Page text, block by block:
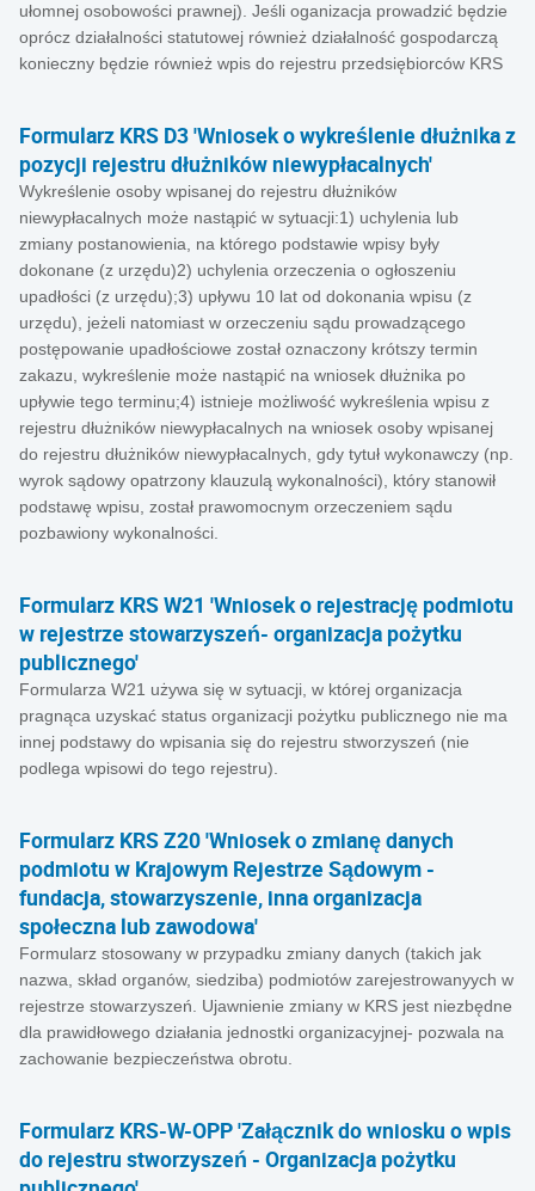
ułomnej osobowości prawnej). Jeśli oganizacja prowadzić będzie
oprócz działalności statutowej również działalność gospodarczą
konieczny będzie również wpis do rejestru przedsiębiorców KRS
Formularz KRS D3 'Wniosek o wykreślenie dłużnika z
pozycji rejestru dłużników niewypłacalnych'
Wykreślenie osoby wpisanej do rejestru dłużników
niewypłacalnych może nastąpić w sytuacji:1) uchylenia lub
zmiany postanowienia, na którego podstawie wpisy były
dokonane (z urzędu)2) uchylenia orzeczenia o ogłoszeniu
upadłości (z urzędu);3) upływu 10 lat od dokonania wpisu (z
urzędu), jeżeli natomiast w orzeczeniu sądu prowadzącego
postępowanie upadłościowe został oznaczony krótszy termin
zakazu, wykreślenie może nastąpić na wniosek dłużnika po
upływie tego terminu;4) istnieje możliwość wykreślenia wpisu z
rejestru dłużników niewypłacalnych na wniosek osoby wpisanej
do rejestru dłużników niewypłacalnych, gdy tytuł wykonawczy (np.
wyrok sądowy opatrzony klauzulą wykonalności), który stanowił
podstawę wpisu, został prawomocnym orzeczeniem sądu
pozbawiony wykonalności.
Formularz KRS W21 'Wniosek o rejestrację podmiotu
w rejestrze stowarzyszeń- organizacja pożytku
publicznego'
Formularza W21 używa się w sytuacji, w której organizacja
pragnąca uzyskać status organizacji pożytku publicznego nie ma
innej podstawy do wpisania się do rejestru stworzyszeń (nie
podlega wpisowi do tego rejestru).
Formularz KRS Z20 'Wniosek o zmianę danych
podmiotu w Krajowym Rejestrze Sądowym -
fundacja, stowarzyszenie, inna organizacja
społeczna lub zawodowa'
Formularz stosowany w przypadku zmiany danych (takich jak
nazwa, skład organów, siedziba) podmiotów zarejestrowanyych w
rejestrze stowarzyszeń. Ujawnienie zmiany w KRS jest niezbędne
dla prawidłowego działania jednostki organizacyjnej- pozwala na
zachowanie bezpieczeństwa obrotu.
Formularz KRS-W-OPP 'Załącznik do wniosku o wpis
do rejestru stworzyszeń - Organizacja pożytku